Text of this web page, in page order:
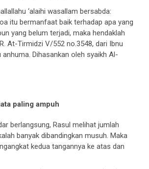
‘alaihi wasallam bersabda:
itu bermanfaat baik terhadap apa yang
yang belum terjadi, maka hendaklah
At-Tirmidzi V/552 no.3548, dari Ibnu
anhuma. Dihasankan oleh syaikh Al-
paling ampuh
berlangsung, Rasul melihat jumlah
banyak dibandingkan musuh. Maka
kedua tangannya ke atas dan